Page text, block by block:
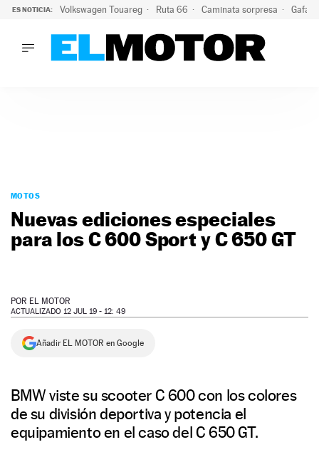
ES NOTICIA: Volkswagen Touareg Ruta 66 Caminata sorpresa Gafas
PODCAST
MOTOS
TECNOLOGÍA
SUPERCOCHES
SERVICIOS
NEWSLETTER
MOTOS
Nuevas ediciones especiales
para los C 600 Sport y C 650 GT
POR EL MOTOR
ACTUALIZADO 12 JUL 19 - 12: 49
Añadir EL MOTOR en Google
BMW viste su scooter C 600 con los colores
de su división deportiva y potencia el
equipamiento en el caso del C 650 GT.